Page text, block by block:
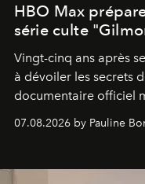
HBO Max
série culte
Vingt-cinq ans après
à dévoiler les secrets
documentaire officiel
générationnel.
07.08.2026 by Pauline